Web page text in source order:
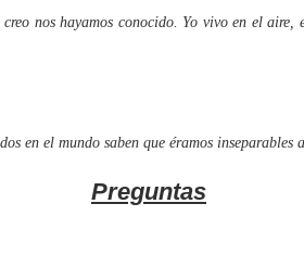
nos hayamos conocido. Yo vivo en el aire,
en el mundo saben que éramos inseparables
Preguntas